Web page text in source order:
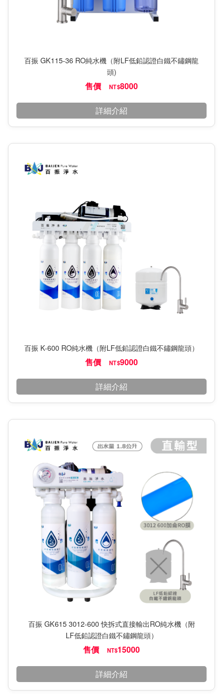
百振 GK115-36 RO純水機（附LF低鉛認證白鐵不鏽鋼龍
頭)
售價 NT$8000
詳細介紹
百振 K-600 RO純水機（附LF低鉛認證白鐵不鏽鋼龍頭）
售價 NT$9000
詳細介紹
百振 GK615 3012-600 快拆式直接輸出RO純水機（附
LF低鉛認證白鐵不鏽鋼龍頭）
售價 NT$15000
詳細介紹